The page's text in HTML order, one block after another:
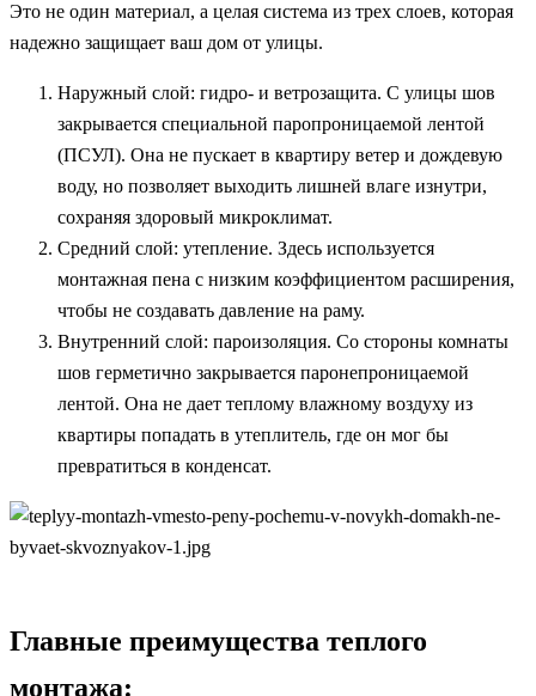
Это не один материал, а целая система из трех слоев, которая
надежно защищает ваш дом от улицы.
Наружный слой: гидро- и ветрозащита. С улицы шов
закрывается специальной паропроницаемой лентой
(ПСУЛ). Она не пускает в квартиру ветер и дождевую
воду, но позволяет выходить лишней влаге изнутри,
сохраняя здоровый микроклимат.
Средний слой: утепление. Здесь используется
монтажная пена с низким коэффициентом расширения,
чтобы не создавать давление на раму.
Внутренний слой: пароизоляция. Со стороны комнаты
шов герметично закрывается паронепроницаемой
лентой. Она не дает теплому влажному воздуху из
квартиры попадать в утеплитель, где он мог бы
превратиться в конденсат.
Главные преимущества теплого
монтажа: